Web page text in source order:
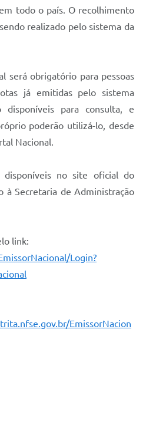
todo o país. O recolhimento
realizado pelo sistema da
será obrigatório para pessoas
já emitidas pelo sistema
disponíveis para consulta, e
poderão utilizá-lo, desde
Nacional.
disponíveis no site oficial do
à Secretaria de Administração
link:
Login?
EmissorNacion